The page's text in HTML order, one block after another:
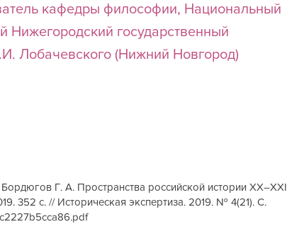
кафедры философии, Национальный
Нижегородский государственный
Лобачевского (Нижний Новгород)
Г. А. Пространства российской истории XX–XXI
352 с. // Историческая экспертиза. 2019. № 4(21). С.